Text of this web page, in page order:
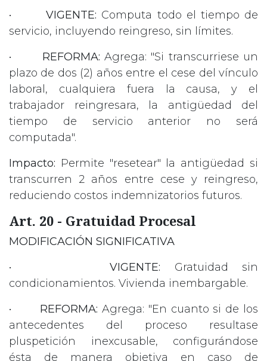
•VIGENTE: Computa todo el tiempo de
servicio, incluyendo reingreso, sin límites.
• REFORMA: Agrega: "Si transcurriese un
plazo de dos (2) años entre el cese del vínculo
laboral, cualquiera fuera la causa, y el
trabajador reingresara, la antigüedad del
tiempo de servicio anterior no será
computada".
Impacto: Permite "resetear" la antigüedad si
transcurren 2 años entre cese y reingreso,
reduciendo costos indemnizatorios futuros.
Art. 20 - Gratuidad Procesal
MODIFICACIÓN SIGNIFICATIVA
•VIGENTE: Gratuidad sin
condicionamientos. Vivienda inembargable.
• REFORMA: Agrega: "En cuanto si de los
antecedentes del proceso resultase
pluspetición inexcusable, configurándose
ésta de manera objetiva en caso de